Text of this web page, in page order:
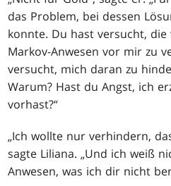
das Problem, bei dessen
konnte. Du hast versucht,
Markov-Anwesen vor mir zu
versucht, mich daran zu
Warum? Hast du Angst, ich
vorhast?“
„Ich wollte nur verhindern,
sagte Liliana. „Und ich weiß
Anwesen, was ich dir nicht